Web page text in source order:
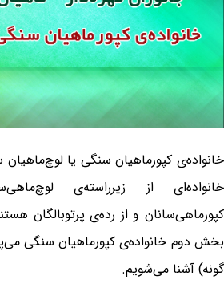
خانواده‌ای از زیرراسته‌ی
کپورماهی‌سانان و از رده‌ی پرتوبالگان
گونه) آشنا می‌شویم.